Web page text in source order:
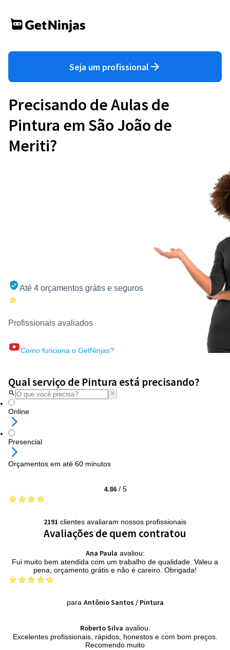
Seja um profissional
Precisando de Aulas de
Pintura em São João de
Meriti?
Até 4 orçamentos grátis e seguros
Profissionais avaliados
Como funciona o GetNinjas?
Qual serviço de Pintura está precisando?
Online
Presencial
Orçamentos em até 60 minutos
4.86/ 5
2191 clientes avaliaram nossos profissionais
Avaliações de quem contratou
Ana Paula avaliou:
Fui muito bem atendida com um trabalho de qualidade. Valeu a
pena, orçamento grátis e não é careiro. Obrigada!
para Antônio Santos / Pintura
Roberto Silva avaliou:
Excelentes profissionais, rápidos, honestos e com bom preços.
Recomendo muito